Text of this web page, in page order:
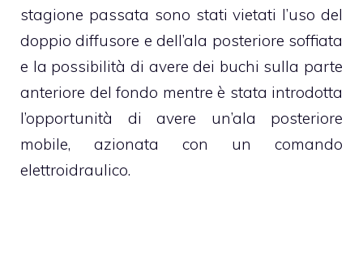
stagione passata sono stati vietati l’uso del
doppio diffusore e dell’ala posteriore soffiata
e la possibilità di avere dei buchi sulla parte
anteriore del fondo mentre è stata introdotta
l’opportunità di avere un’ala posteriore
mobile, azionata con un comando
elettroidraulico.